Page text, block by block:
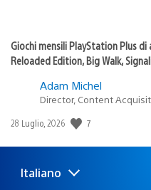
Giochi mensili PlayStation Plus
Reloaded Edition, Big Walk,
Adam Michel
Director, Content
Data
pubblicazione:
28 Luglio, 2026 7
Seleziona
Regione
Italiano